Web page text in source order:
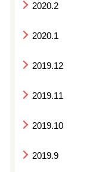
2020.2
2020.1
2019.12
2019.11
2019.10
2019.9